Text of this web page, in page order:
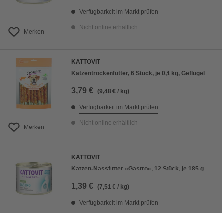
Merken
Verfügbarkeit im Markt prüfen
Nicht online erhältlich
Merken
KATTOVIT
Katzentrockenfutter, 6 Stück, je 0,4 kg, Geflügel
3,79 € (9,48 € / kg)
Verfügbarkeit im Markt prüfen
Nicht online erhältlich
KATTOVIT
Katzen-Nassfutter »Gastro«, 12 Stück, je 185 g
1,39 € (7,51 € / kg)
Verfügbarkeit im Markt prüfen